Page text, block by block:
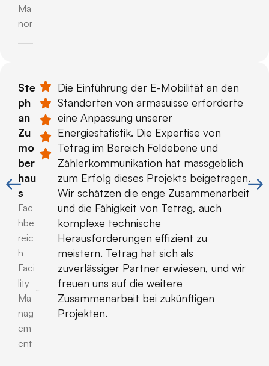
Ma
nor​
Ste
ph
an
Zu
mo
ber
hau
s
Fac
hbe
reic
h
Faci
lity
Ma
nag
em
ent
Die Einführung der E-Mobilität an den
Standorten von armasuisse erforderte
eine Anpassung unserer
Energiestatistik. Die Expertise von
Tetrag im Bereich Feldebene und
Zählerkommunikation hat massgeblich
zum Erfolg dieses Projekts beigetragen.
Wir schätzen die enge Zusammenarbeit
und die Fähigkeit von Tetrag, auch
komplexe technische
Herausforderungen effizient zu
meistern. Tetrag hat sich als
zuverlässiger Partner erwiesen, und wir
freuen uns auf die weitere
Zusammenarbeit bei zukünftigen
Projekten.